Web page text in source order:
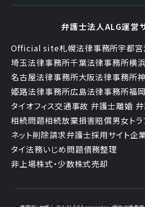
弁護士法人ALG運営
Official site札幌法律事務所宇都
埼玉法律事務所千葉法律事務所横
名古屋法律事務所大阪法律事務所
姫路法律事務所広島法律事務所福
タイオフィス交通事故 弁護士離婚
相続問題相続放棄損害賠償男女トラ
ネット削除請求弁護士採用サイト企
タイ法務いじめ問題債務整理
非上場株式・少数株式売却